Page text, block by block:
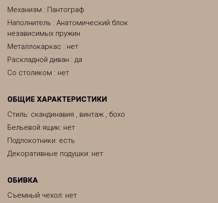
Механизм : Пантограф
Наполнитель : Анатомический блок
независимых пружин
Металлокаркас : нет
Раскладной диван : да
Со столиком : нет
ОБЩИЕ ХАРАКТЕРИСТИКИ
Стиль: скандинавия , винтаж , бохо
Бельевой ящик: нет
Подлокотники: есть
Декоративные подушки: нет
ОБИВКА
Съемный чехол: нет